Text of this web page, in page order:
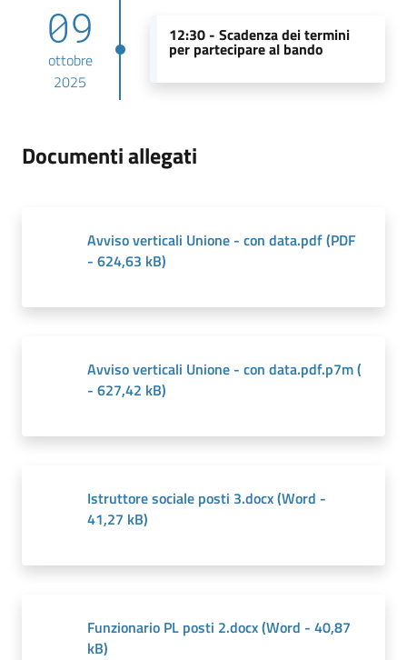
09
ottobre
2025
12:30 - Scadenza dei termini
per partecipare al bando
Documenti allegati
Avviso verticali Unione - con data.pdf(PDF
- 624,63 kB)
Avviso verticali Unione - con data.pdf.p7m(
- 627,42 kB)
Istruttore sociale posti 3.docx(Word -
41,27 kB)
Funzionario PL posti 2.docx(Word - 40,87
kB)